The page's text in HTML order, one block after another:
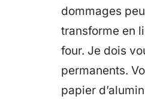
dommages
transforme en
four. Je dois
permanents.
papier